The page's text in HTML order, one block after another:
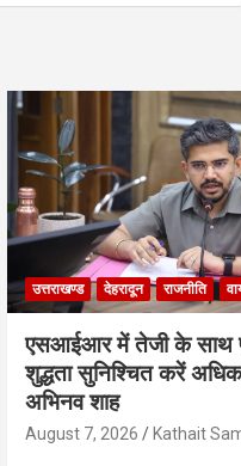
उत्तराखण्ड देहरादून राजनीति
एसआईआर में तेजी के साथ
शुद्धता सुनिश्चित करें
अभिनव शाह
August 7, 2026 Kathait